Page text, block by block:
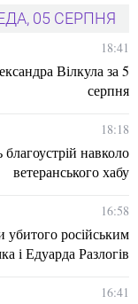
05 СЕРПНЯ
18:41
Вілкула за 5
серпня
18:18
навколо
ветеранського хабу
16:58
убитого російським
і Едуарда Разлогів
16:41